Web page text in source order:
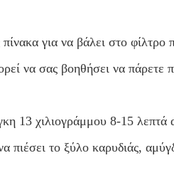
για να βάλει στο φίλτρο
να σας βοηθήσει να πάρετε
13 χιλιογράμμου 8-15 λεπτά
το ξύλο καρυδιάς,